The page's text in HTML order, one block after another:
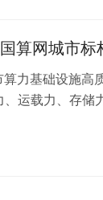
算网城市标
力基础设施高
运载力、存储